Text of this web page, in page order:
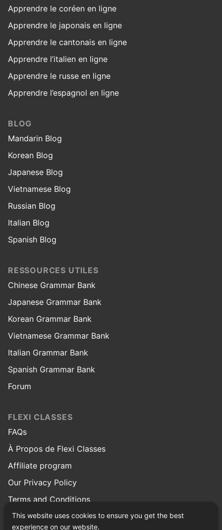
Apprendre le coréen en ligne
Apprendre le japonais en ligne
Apprendre le cantonais en ligne
Apprendre l’italien en ligne
Apprendre le russe en ligne
Apprendre l’espagnol en ligne
BLOG
Mandarin Blog
Korean Blog
Japanese Blog
Vietnamese Blog
Russian Blog
Italian Blog
Spanish Blog
RESSOURCES UTILES
Chinese Grammar Bank
Japanese Grammar Bank
Korean Grammar Bank
Vietnamese Grammar Bank
Italian Grammar Bank
Spanish Grammar Bank
Forum
FLEXI CLASSES
FAQs
À Propos de Flexi Classes
Affiliate program
Our Privacy Policy
Terms and Conditions
© Copyright 2026 Flexi Classes
This website uses cookies to ensure you get the best
experience on our website.